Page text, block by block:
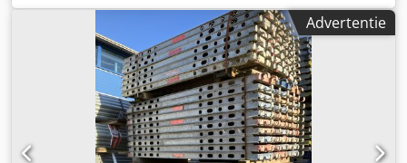
2,57m.gebruikt Layher AR O-ligger 1,40 meter gebruikt
Layher AR Hulpkorteling 1,09m. gebruikt Layher AR O-
ligger 2,07m. gebruikt Layher AR O-roostervloer
2,07x0,32m. gebruikt Layher AR Hulpkorteling verl. 1,57
-0,00/0,80m. gebruikt Layher AR O-ligger 1,40 meter
gebruikt Layher AR Staander met pen 4,00m gebruikt
Layher AR Hulpkorteling verl. 1,57 -0,00/0,60m. gebruikt
Layher AR Hulpkorteling 1,40m gebruikt Layher AR
Advertentie